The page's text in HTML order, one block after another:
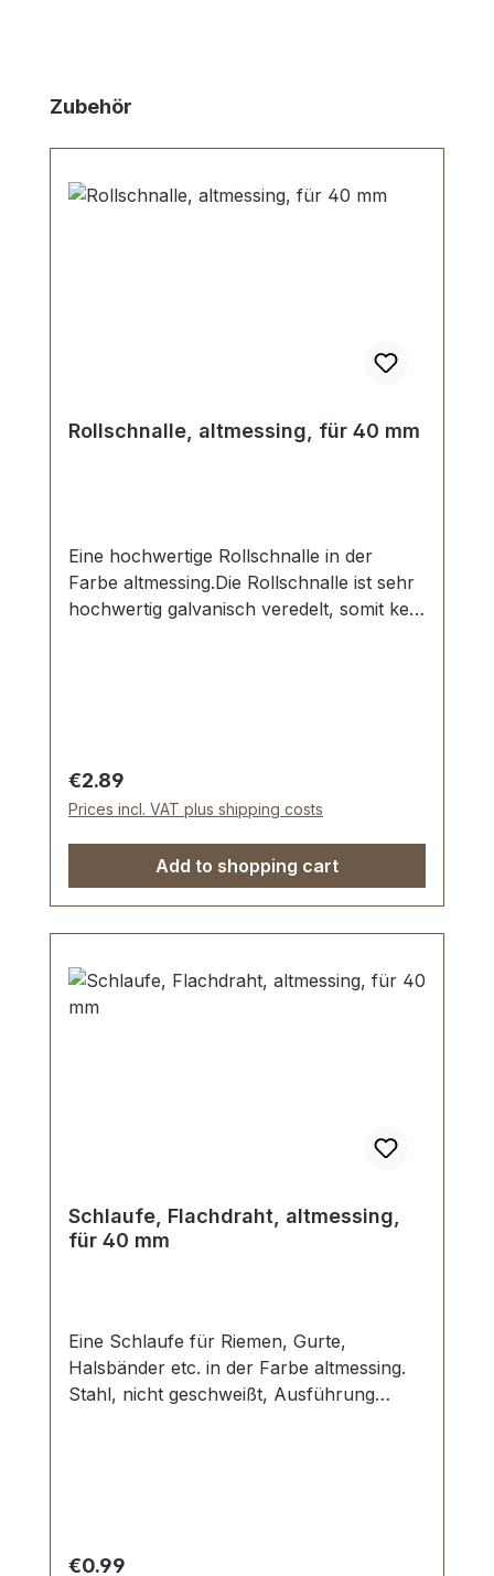
Skip product gallery
Zubehör
Rollschnalle, altmessing, für 40 mm
Eine hochwertige Rollschnalle in der
Farbe altmessing.Die Rollschnalle ist sehr
hochwertig galvanisch veredelt, somit kein
Regular price:
€2.89
Prices incl. VAT plus shipping costs
Add to shopping cart
Schlaufe, Flachdraht, altmessing,
für 40 mm
Eine Schlaufe für Riemen, Gurte,
Halsbänder etc. in der Farbe altmessing.
Stahl, nicht geschweißt, Ausführung
Regular price:
€0.99